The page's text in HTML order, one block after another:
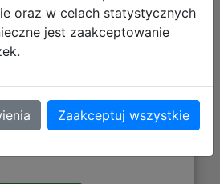
43,43 zł
oraz w celach statystycznych
jest zaakceptowanie
Zaakceptuj wszystkie